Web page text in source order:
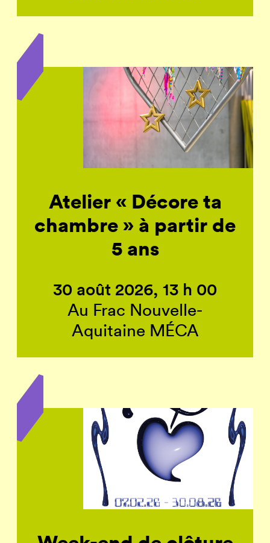
Atelier « Décore ta
chambre » à partir de
5 ans
30 août 2026, 13 h 00
Au Frac Nouvelle-
Aquitaine MÉCA